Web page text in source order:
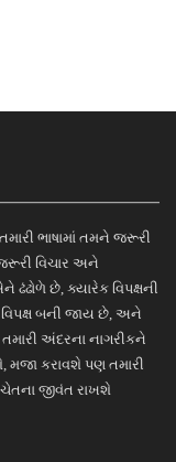
ભાષામાં તમને જરૂરી
વિચાર અને
છે, ક્યારેક વિપક્ષની
વિપક્ષ બની જાય છે, અને
અંદરના નાગરીકને
કરાવશે પણ તમારી
જીવંત રાખશે